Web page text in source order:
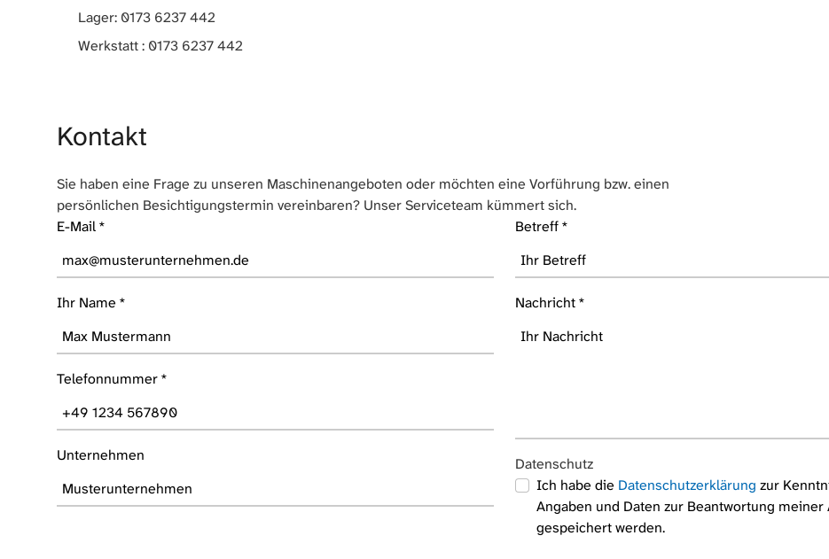
Lager: 0173 6237 442
Werkstatt : 0173 6237 442
Kontakt
Sie haben eine Frage zu unseren Maschinenangeboten oder möchten eine Vorführung bzw. einen
persönlichen Besichtigungstermin vereinbaren? Unser Serviceteam kümmert sich.
E-Mail*
Ihr Name *
Telefonnummer*
Unternehmen
Betreff *
Nachricht *
Datenschutz
Ich habe die Datenschutzerklärung zur
Angaben und Daten zur Beantwortung
gespeichert werden.